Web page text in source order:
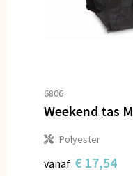
6806
Weekend tas
Polyester
vanaf € 17,54